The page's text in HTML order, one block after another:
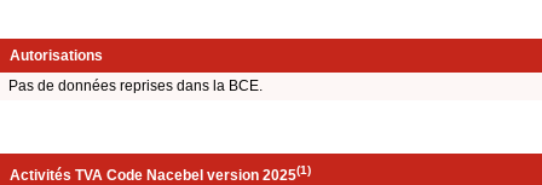
Autorisations
Pas de données reprises dans la BCE.
Activités TVA Code Nacebel version 2025(1)